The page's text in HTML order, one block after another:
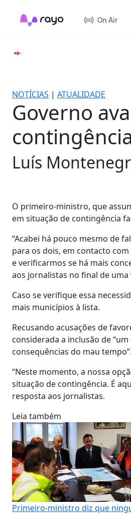
On Air
NOTÍCIAS | ATUALIDADE
Governo
Luís
O primeiro-ministro, que
em situação de contingência
“Acabei há pouco mesmo de
para os dois, em contacto
e verificarmos se há mais
aos jornalistas no final de
Caso se verifique essa
mais municípios à lista.
Recusando acusações de
considerada a inclusão de
consequências do mau tempo”.
“Neste momento, a nossa
situação de contingência. É
resposta aos jornalistas.
Leia também
Primeiro-ministro diz que